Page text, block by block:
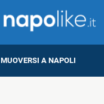
MUOVERSI A NAPOLI